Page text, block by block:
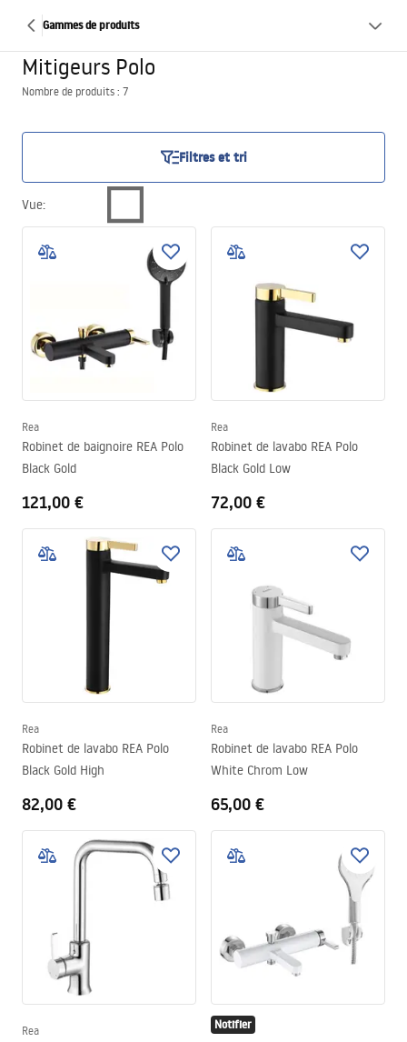
Gammes de produits
Mitigeurs Polo
Nombre de produits : 7
Filtres et tri
Vue:
Rea
Robinet de baignoire REA Polo
Black Gold
121,00 €
Rea
Robinet de lavabo REA Polo
Black Gold Low
72,00 €
Rea
Robinet de lavabo REA Polo
Black Gold High
82,00 €
Rea
Robinet de lavabo REA Polo
White Chrom Low
65,00 €
Rea Notifier